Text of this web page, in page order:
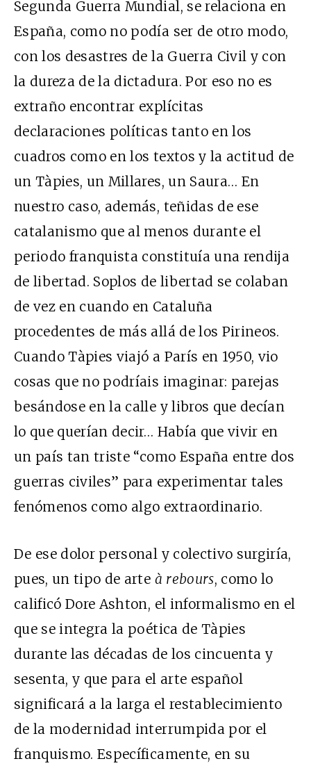
Segunda Guerra Mundial, se relaciona en
España, como no podía ser de otro modo,
con los desastres de la Guerra Civil y con
la dureza de la dictadura. Por eso no es
extraño encontrar explícitas
declaraciones políticas tanto en los
cuadros como en los textos y la actitud de
un Tàpies, un Millares, un Saura… En
nuestro caso, además, teñidas de ese
catalanismo que al menos durante el
periodo franquista constituía una rendija
de libertad. Soplos de libertad se colaban
de vez en cuando en Cataluña
procedentes de más allá de los Pirineos.
Cuando Tàpies viajó a París en 1950, vio
cosas que no podríais imaginar: parejas
besándose en la calle y libros que decían
lo que querían decir… Había que vivir en
un país tan triste “como España entre dos
guerras civiles” para experimentar tales
fenómenos como algo extraordinario.
De ese dolor personal y colectivo surgiría,
pues, un tipo de arte à rebours, como lo
calificó Dore Ashton, el informalismo en el
que se integra la poética de Tàpies
durante las décadas de los cincuenta y
sesenta, y que para el arte español
significará a la larga el restablecimiento
de la modernidad interrumpida por el
franquismo. Específicamente, en su